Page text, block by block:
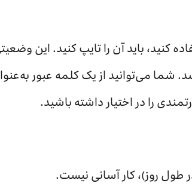
کنید، باید آن را تایپ کنید. این
شما می‌توانید از یک کلمه عبور
را در اختیار داشته باشید.
طول روز)، کار آسانی نیست.